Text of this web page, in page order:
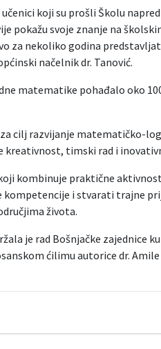
učenici koji su prošli Školu
pokažu svoje znanje na
za nekoliko godina
načelnik dr. Tanović.
matematike pohađalo oko
za cilj razvijanje matematičko-
kreativnost, timski rad i
kombinuje praktične
i stvarati trajne
života.
je rad Bošnjačke zajednice
ćilimu autorice dr.